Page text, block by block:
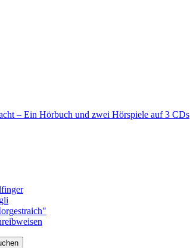
– Ein Hörbuch und zwei Hörspiele auf 3 CDs